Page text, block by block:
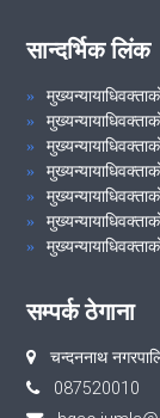
सान्दर्भिक लिंक
सम्पर्क ठेगाना
चन्दननाथ
087520010